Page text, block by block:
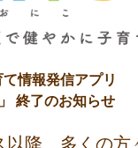
情報発信アプリ
終了のお知らせ
降、多くの方